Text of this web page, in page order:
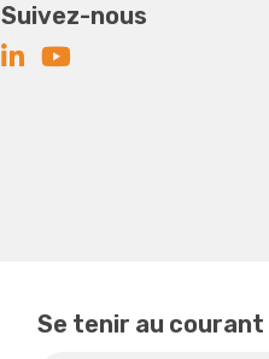
Suivez-nous
Se tenir au courant